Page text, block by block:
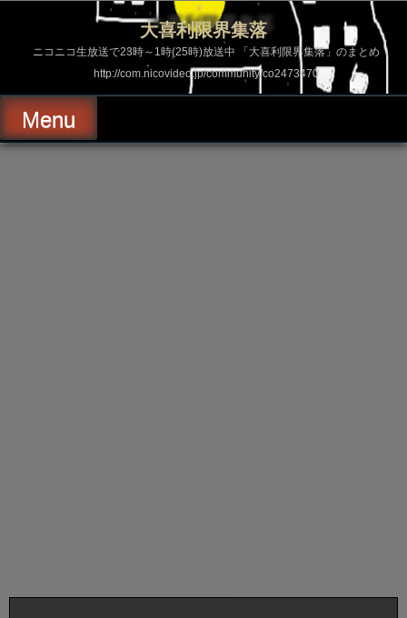
ス
ッ
プ
大喜利限界集落
ニコニコ生放送で23時～1時(25時)放送中 「大喜利限界集落」のまとめ
http://com.nicovideo.jp/community/co2473470
Menu